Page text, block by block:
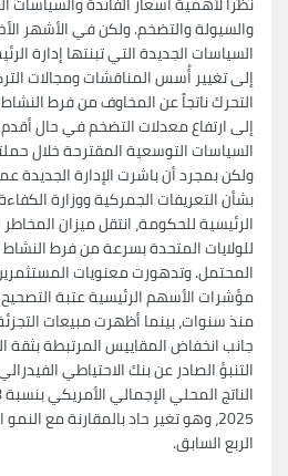
والسيولة والتضخم. ولكن في الأشهر
السياسات الجديدة التي تبنتها إدارة
إلى تغيير أُسس المناقشات ومجالات
التحرك ناتجاً عن المخاوف من فرط
إلى ارتفاع معدلات التضخم في حال
السياسات التوسعية المقترحة خلال
ولكن بمجرد أن باشرت الإدارة الجديدة
بشأن التعريفات الجمركية ووزارة
الرئيسية للحكومة، انتقل ميزان
للولايات المتحدة بسرعة من فرط
المحتمل. وتدهورت معنويات
منذ سنوات، بينما أظهرت مبيعات
جانب انخفاض المقاييس المرتبطة
التنبؤ الصادر عن بنك الاحتياطي
الربع السابق.